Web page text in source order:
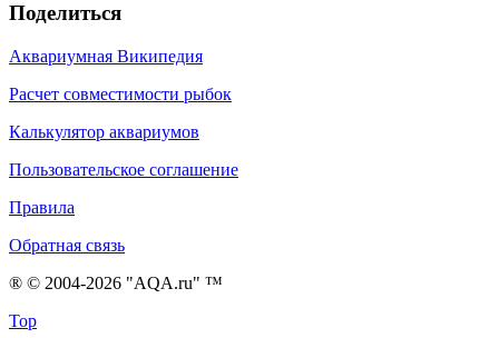
Поделиться
Аквариумная Википедия
Расчет совместимости рыбок
Калькулятор аквариумов
Пользовательское соглашение
Правила
Обратная связь
® © 2004-2026 "AQA.ru" ™
Top